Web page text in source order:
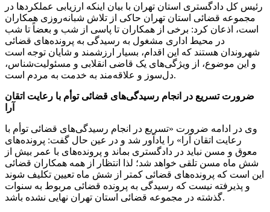
رئیس کل دادگستری استان تهران با بیان اینکه ارزیابی عملکردها در
مجموعه قضائی استان تهران حاکی از تلاش شبانه‌روزی همکاران
است، اذعان کرد: برخی از همکاران تا پاسی از شب و بعضاً تا شب
در محیط اداری مشغول به رسیدگی به پرونده‌های قضائی
شهروندان هستند که این اقدام، بسیار ارزشمند و شایان توجه است
و این موضوع، از ویژگی‌های یک قاضی انقلابی و مسئولیت‌شناس،
دل‌سوز و علاقه‌مند به خدمت به مردم است.
ضرورت تسریع در انجام رسیدگی‌های قضائی توأم با رعایت اتقان
آرا
وی در ادامه ضرورت «تسریع در انجام رسیدگی‌های قضائی توأم با
رعایت اتقان آرا» را یادآور شد و در عین حال گفت: پرونده‌های
معوق و مسن نباید در دادگستری بماند و پرونده‌های با عمر بیش از
شش ماه مسن تلقی خواهد شد؛ لذا انتظار از همه همکاران قضائی
این است که پرونده‌های قضائی کمتر از شش ماه تعیین تکلیف شوند
و پذیرفته نیست که رسیدگی به پرونده قضائی مربوط به سنوات
گذشته در مجموعه قضائی استان تهران نهایی نشده باشد.